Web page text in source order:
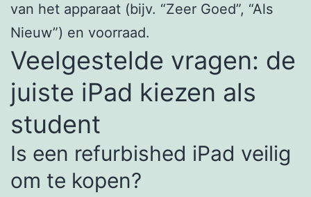
van het apparaat (bijv. “Zeer Goed”, “Als
Nieuw”) en voorraad.
Veelgestelde vragen: de
juiste iPad kiezen als
student
Is een refurbished iPad veilig
om te kopen?